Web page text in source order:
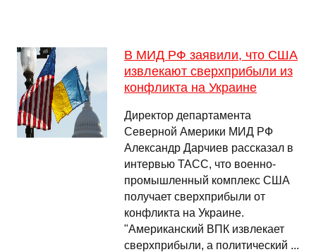
В МИД РФ заявили, что США
извлекают сверхприбыли из
конфликта на Украине
Директор департамента
Северной Америки МИД РФ
Александр Дарчиев рассказал в
интервью ТАСС, что военно-
промышленный комплекс США
получает сверхприбыли от
конфликта на Украине.
"Американский ВПК извлекает
сверхприбыли, а политический ...